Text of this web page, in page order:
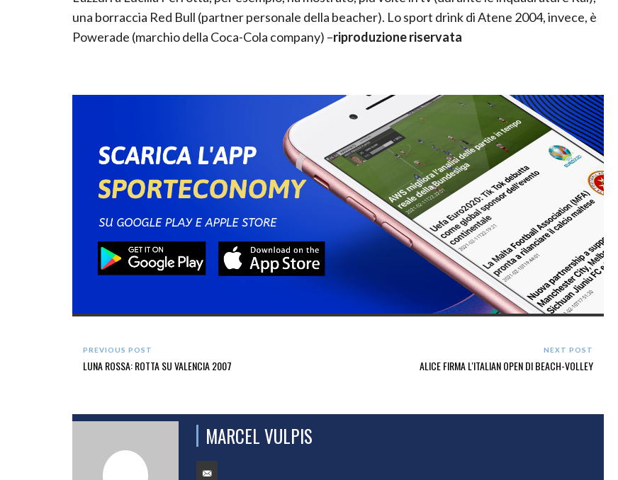
una borraccia Red Bull (partner personale della beacher). Lo sport drink di Atene 2004, invece, è
Powerade (marchio della Coca-Cola company) –riproduzione riservata
PREVIOUS POST
LUNA ROSSA: ROTTA SU VALENCIA 2007
NEXT POST
ALICE FIRMA L'ITALIAN OPEN DI BEACH-VOLLEY
MARCEL VULPIS